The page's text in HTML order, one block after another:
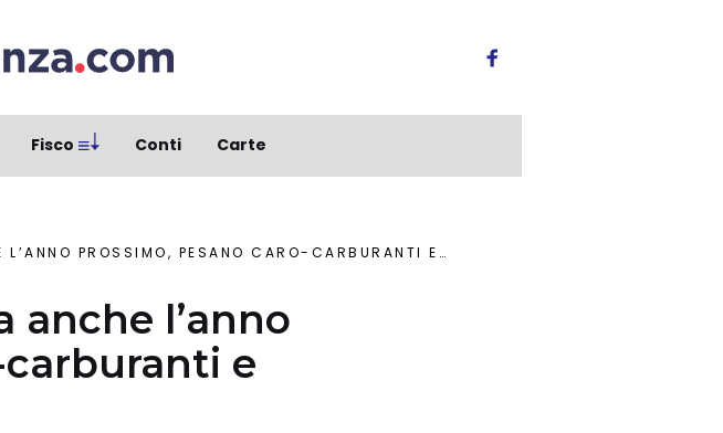
Fisco Conti Carte
PESANO CARO-CARBURANTI E MANCANZA INCENTIVI
anche l’anno
e